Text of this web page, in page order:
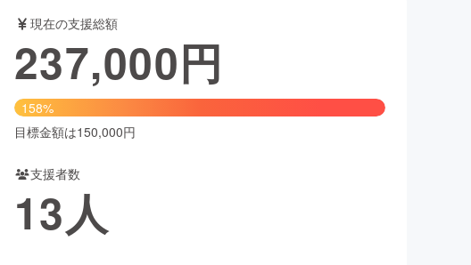
ーマンス
店 ファッション
・ヘルスケア
現在の支援総額
237,000円
158%
目標金額は150,000円
支援者数
13人